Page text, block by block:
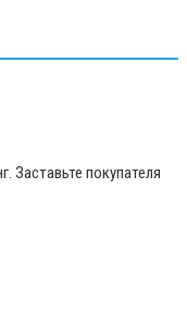
Заставьте покупателя